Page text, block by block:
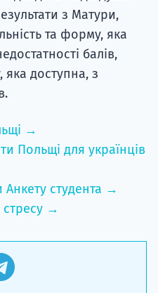
з Матури,
та форму, яка
балів,
яка доступна, з
→
Польщі для українців
студента →
стресу →